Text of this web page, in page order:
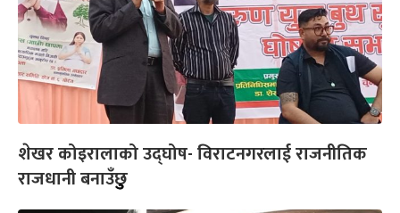
शेखर कोइरालाको उद्घोष- विराटनगरलाई राजनीतिक
राजधानी बनाउँछुु